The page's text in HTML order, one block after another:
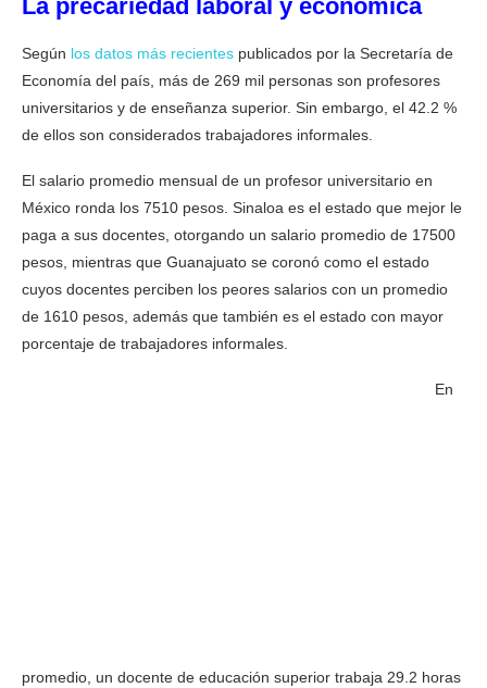
La precariedad laboral y económica
Según los datos más recientes publicados por la Secretaría de
Economía del país, más de 269 mil personas son profesores
universitarios y de enseñanza superior. Sin embargo, el 42.2 %
de ellos son considerados trabajadores informales.
El salario promedio mensual de un profesor universitario en
México ronda los 7510 pesos. Sinaloa es el estado que mejor le
paga a sus docentes, otorgando un salario promedio de 17500
pesos, mientras que Guanajuato se coronó como el estado
cuyos docentes perciben los peores salarios con un promedio
de 1610 pesos, además que también es el estado con mayor
porcentaje de trabajadores informales.
En
promedio, un docente de educación superior trabaja 29.2 horas